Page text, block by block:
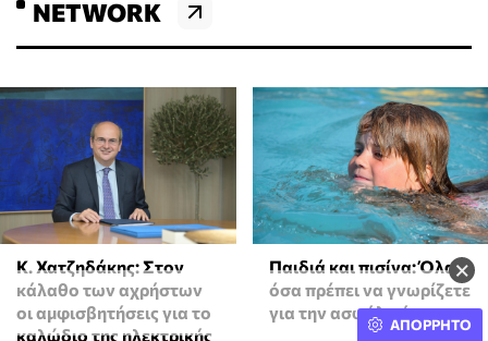
×
NETWORK
Κ. Χατζηδάκης: Στον
κάλαθο των αχρήστων
οι αμφισβητήσεις για το
καλώδιο της ηλεκτρικής
Παιδιά και πισίνα: Όλα
όσα πρέπει να γνωρίζετε
για την ασφάλειά τους
ΑΠΟΡΡΗΤΟ